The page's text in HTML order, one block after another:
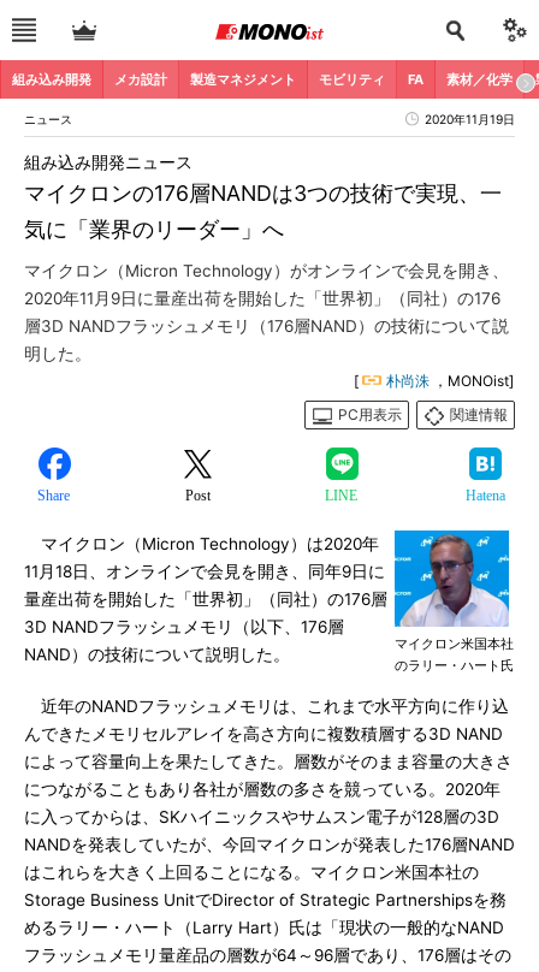
組み込み開発 メカ設計 製造マネジメント モビリティ FA 素材／化学
ニュース 2020年11月19日
マイクロンの176層NANDは3つの技術で実現、一
気に「業界のリーダー」へ
組み込み開発ニュース
マイクロン（Micron Technology）がオンラインで会見を開き、
2020年11月9日に量産出荷を開始した「世界初」（同社）の176
層3D NANDフラッシュメモリ（176層NAND）の技術について説
明した。
[ 朴尚洙 ，MONOist]
PC用表示
関連情報
Share Post LINE Hatena
マイクロン米国本社
のラリー・ハート氏
マイクロン（Micron Technology）は2020年
11月18日、オンラインで会見を開き、同年9日に
量産出荷を開始した「世界初」（同社）の176層
3D NANDフラッシュメモリ（以下、176層
NAND）の技術について説明した。
近年のNANDフラッシュメモリは、これまで水平方向に作り込
んできたメモリセルアレイを高さ方向に複数積層する3D NAND
によって容量向上を果たしてきた。層数がそのまま容量の大きさ
につながることもあり各社が層数の多さを競っている。2020年
に入ってからは、SKハイニックスやサムスン電子が128層の3D
NANDを発表していたが、今回マイクロンが発表した176層NAND
はこれらを大きく上回ることになる。マイクロン米国本社の
Storage Business UnitでDirector of Strategic Partnershipsを務
めるラリー・ハート（Larry Hart）氏は「現状の一般的なNAND
フラッシュメモリ量産品の層数が64～96層であり、176層はその